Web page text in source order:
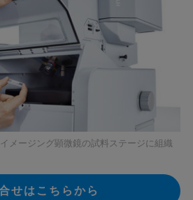
メージング顕微鏡の試料ステージに組織
せはこちらから